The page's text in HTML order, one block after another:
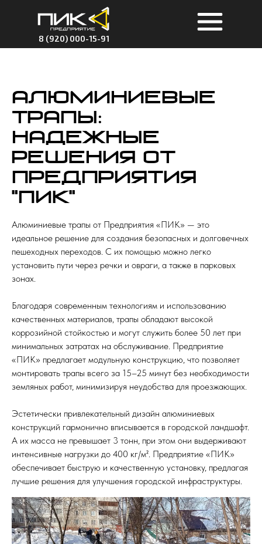
8 (920) 000-15-91
Алюминиевые
трапы:
надежные
решения от
Предприятия
"ПИК"
Алюминиевые трапы от Предприятия «ПИК» — это
идеальное решение для создания безопасных и долговечных
пешеходных переходов. С их помощью можно легко
установить пути через речки и овраги, а также в парковых
зонах.
Благодаря современным технологиям и использованию
качественных материалов, трапы обладают высокой
коррозийной стойкостью и могут служить более 50 лет при
минимальных затратах на обслуживание. Предприятие
«ПИК» предлагает модульную конструкцию, что позволяет
монтировать трапы всего за 15–25 минут без необходимости
земляных работ, минимизируя неудобства для проезжающих.
Эстетически привлекательный дизайн алюминиевых
конструкций гармонично вписывается в городской ландшафт.
А их масса не превышает 3 тонн, при этом они выдерживают
интенсивные нагрузки до 400 кг/м². Предприятие «ПИК»
обеспечивает быструю и качественную установку, предлагая
лучшие решения для улучшения городской инфраструктуры.